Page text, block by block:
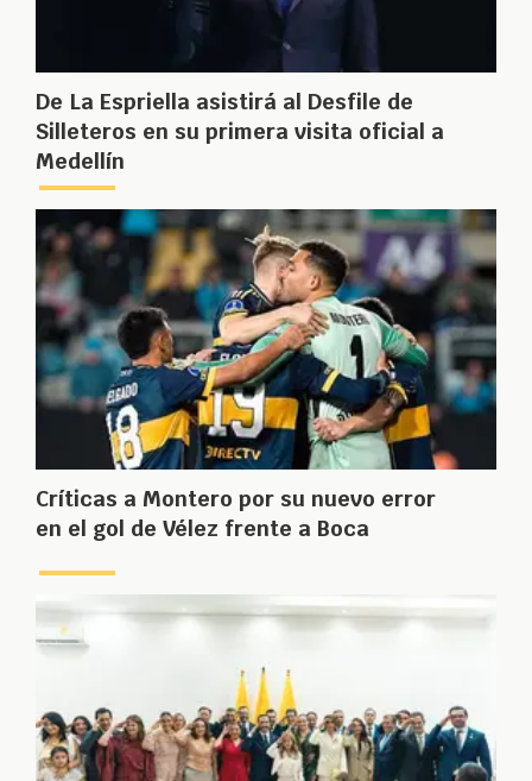
De La Espriella asistirá al Desfile de
Silleteros en su primera visita oficial a
Medellín
Críticas a Montero por su nuevo error
en el gol de Vélez frente a Boca